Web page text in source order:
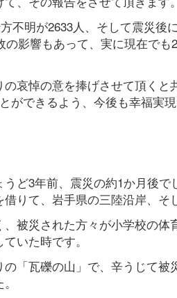
不明が2633人、そして震災後
影響もあって、実に現在で
哀悼の意を捧げさせて頂くと
ができるよう、今後も幸福実
ど3年前、震災の約1か月後
りて、岩手県の三陸沿岸、そ
被災された方々が小学校の
いた時です。
「瓦礫の山」で、辛うじて